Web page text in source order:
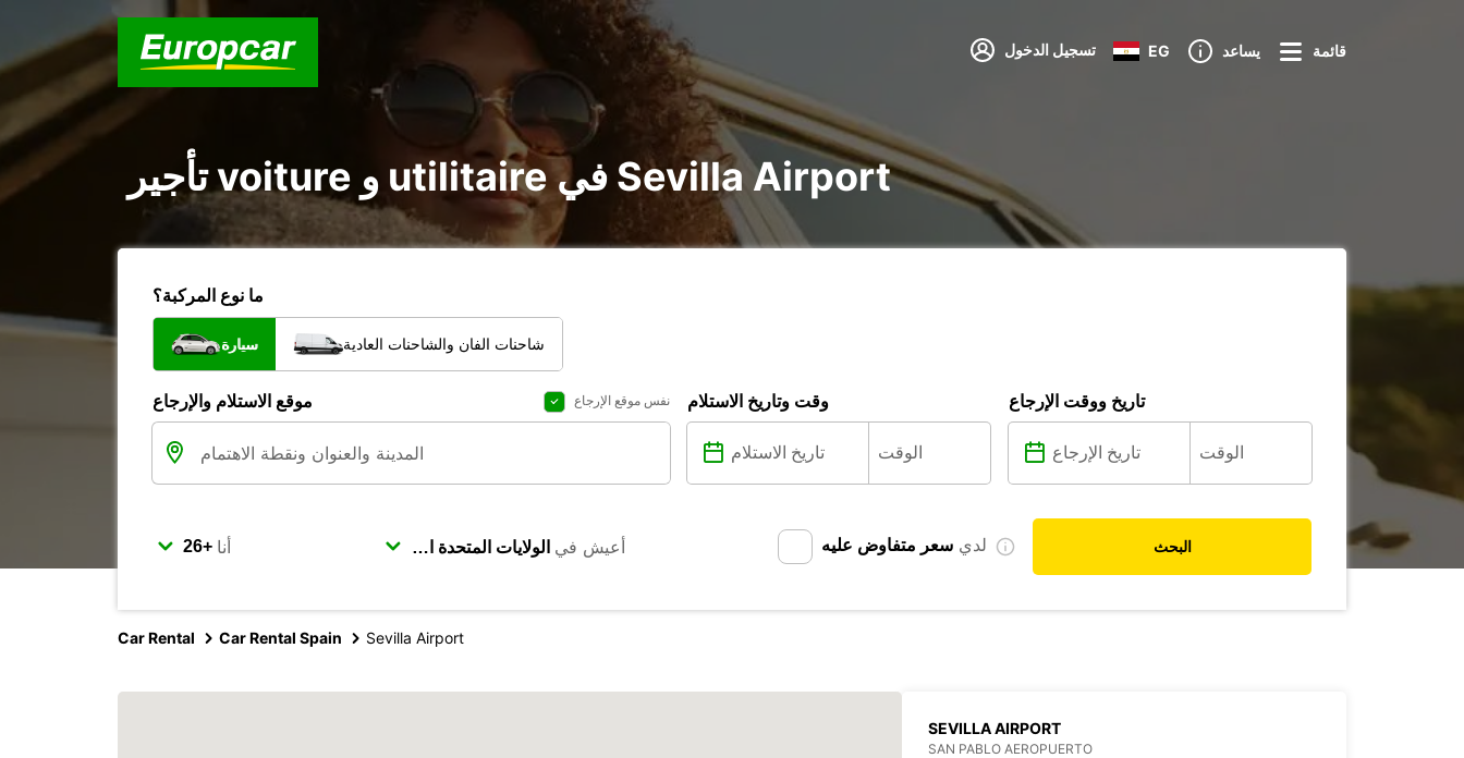
تسجيل الدخول EG يساعد قائمة
تأجير voiture و utilitaire في Sevilla Airport
ما نوع المركبة؟
سيارة شاحنات الفان والشاحنات العادية
موقع الاستلام والإرجاع نفس موقع الإرجاع وقت وتاريخ الاستلام تاريخ ووقت الإرجاع
أنا أعيش في لدي سعر متفاوض عليه البحث
Car Rental Car Rental Spain Sevilla Airport
SEVILLA AIRPORT
SAN PABLO AEROPUERTO